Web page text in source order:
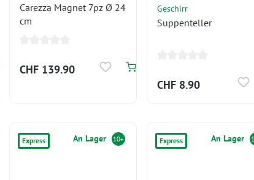
Carezza Magnet 7pz Ø 24
cm
CHF 139.90
Geschirr
Suppenteller
CHF 8.90
Express An Lager 10+ Express An Lager